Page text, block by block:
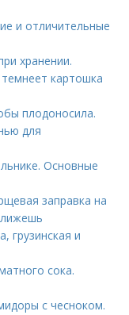
и отличительные
хранении.
картошка
плодоносила.
для
Основные
заправка на
грузинская и
сока.
с чесноком.